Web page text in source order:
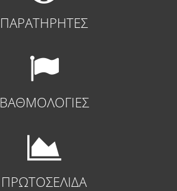
ΠΑΡΑΤΗΡΗΤΕΣ
ΒΑΘΜΟΛΟΓΙΕΣ
ΠΡΩΤΟΣΕΛΙΔΑ